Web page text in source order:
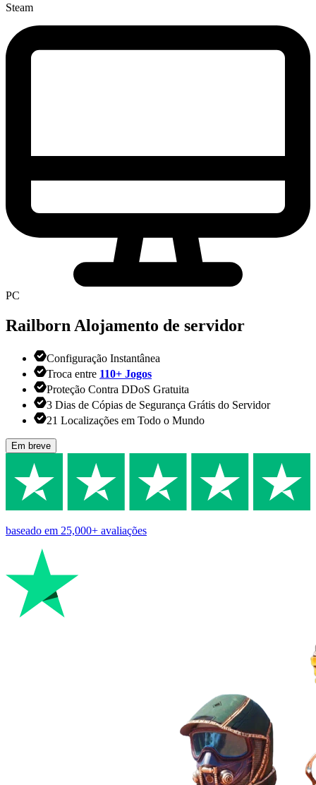
Steam
PC
Railborn Alojamento de servidor
Configuração Instantânea
Troca entre 110+ Jogos
Proteção Contra DDoS Gratuita
3 Dias de Cópias de Segurança Grátis do Servidor
21 Localizações em Todo o Mundo
Em breve
baseado em 25,000+ avaliações